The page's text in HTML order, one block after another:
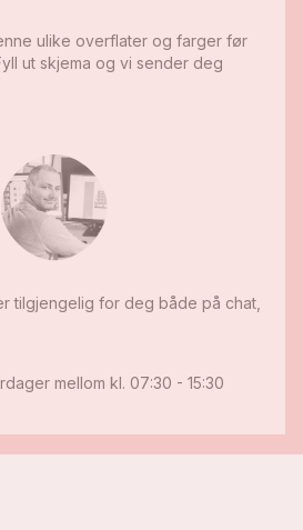
ulike overflater og farger før
ut skjema og vi sender deg
tilgjengelig for deg både på chat,
mellom kl. 07:30 - 15:30